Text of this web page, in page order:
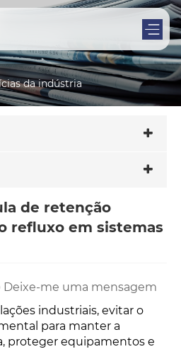
da indústria
de retenção
refluxo em sistemas
Deixe-me uma mensagem
industriais, evitar o
para manter a
proteger equipamentos e